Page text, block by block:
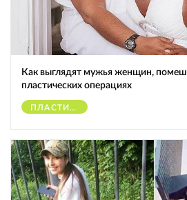
Как выглядят мужья женщин,
пластических операциях
ПЛАСТИЧЕСКИЕ ОПЕРАЦИИ